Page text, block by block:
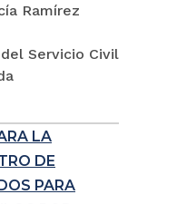
Ramírez
Servicio Civil
LA
DE
PARA